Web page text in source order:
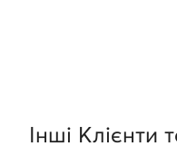
Інші Клієнти